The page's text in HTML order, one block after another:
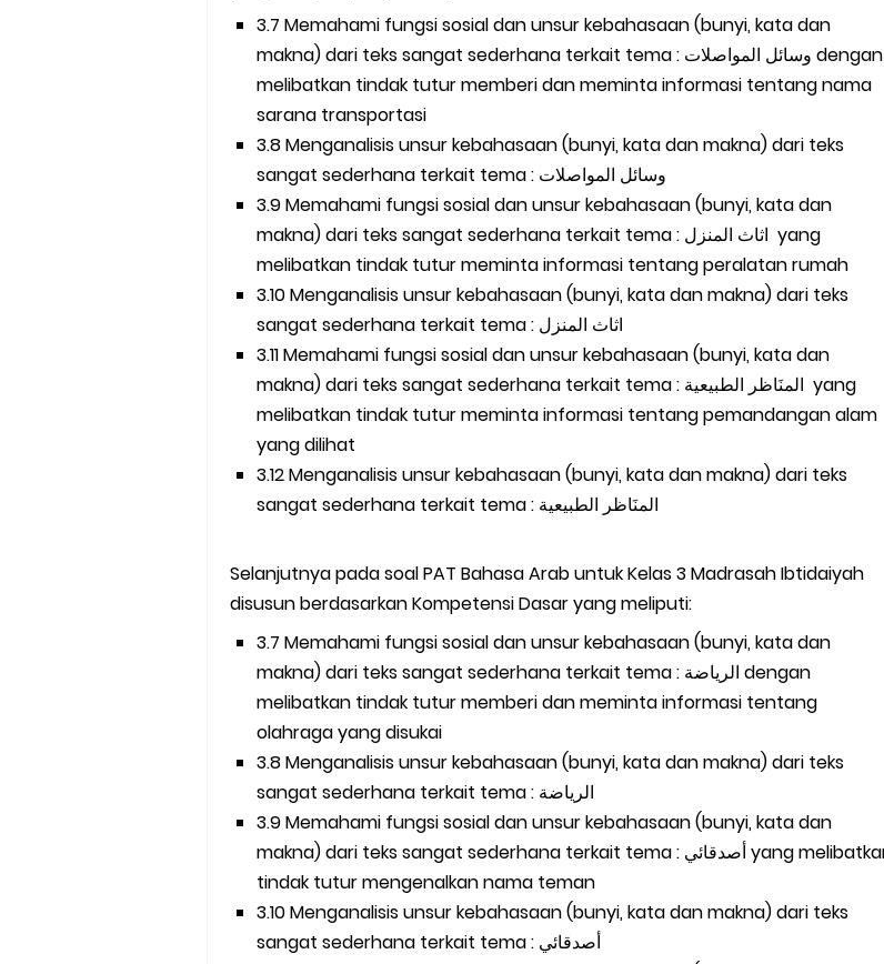
3.7 Memahami fungsi sosial dan unsur kebahasaan (bunyi, kata dan
makna) dari teks sangat sederhana terkait tema : وسائل المواصلات dengan
melibatkan tindak tutur memberi dan meminta informasi tentang nama
sarana transportasi
3.8 Menganalisis unsur kebahasaan (bunyi, kata dan makna) dari teks
3.9 Memahami fungsi sosial dan unsur kebahasaan (bunyi, kata dan
makna) dari teks sangat sederhana terkait tema : اثاث المنزل yang
melibatkan tindak tutur meminta informasi tentang peralatan rumah
3.10 Menganalisis unsur kebahasaan (bunyi, kata dan makna) dari teks
3.11 Memahami fungsi sosial dan unsur kebahasaan (bunyi, kata dan
makna) dari teks sangat sederhana terkait tema : المنَاظر الطبيعية yang
melibatkan tindak tutur meminta informasi tentang pemandangan alam
yang dilihat
3.12 Menganalisis unsur kebahasaan (bunyi, kata dan makna) dari teks
Selanjutnya pada soal PAT Bahasa Arab untuk Kelas 3 Madrasah Ibtidaiyah
disusun berdasarkan Kompetensi Dasar yang meliputi:
3.7 Memahami fungsi sosial dan unsur kebahasaan (bunyi, kata dan
makna) dari teks sangat sederhana terkait tema : الرياضة dengan
melibatkan tindak tutur memberi dan meminta informasi tentang
olahraga yang disukai
3.8 Menganalisis unsur kebahasaan (bunyi, kata dan makna) dari teks
sangat sederhana terkait tema : الرياضة
3.9 Memahami fungsi sosial dan unsur kebahasaan (bunyi, kata dan
makna) dari teks sangat sederhana terkait tema : أصدقائي yang melibatkan
tindak tutur mengenalkan nama teman
3.10 Menganalisis unsur kebahasaan (bunyi, kata dan makna) dari teks
sangat sederhana terkait tema : أصدقائي